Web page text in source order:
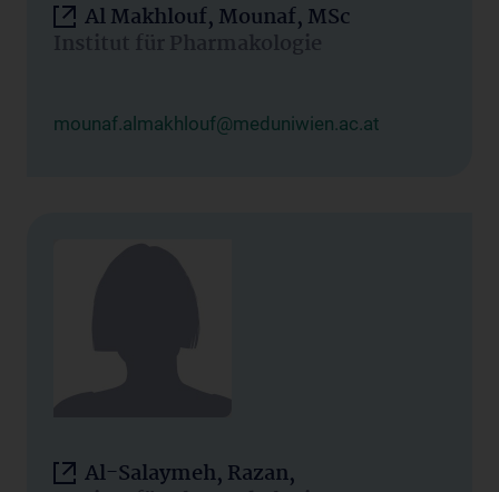
Al Makhlouf, Mounaf, MSc
Institut für Pharmakologie
mounaf.almakhlouf@meduniwien.ac.at
Al-Salaymeh, Razan,